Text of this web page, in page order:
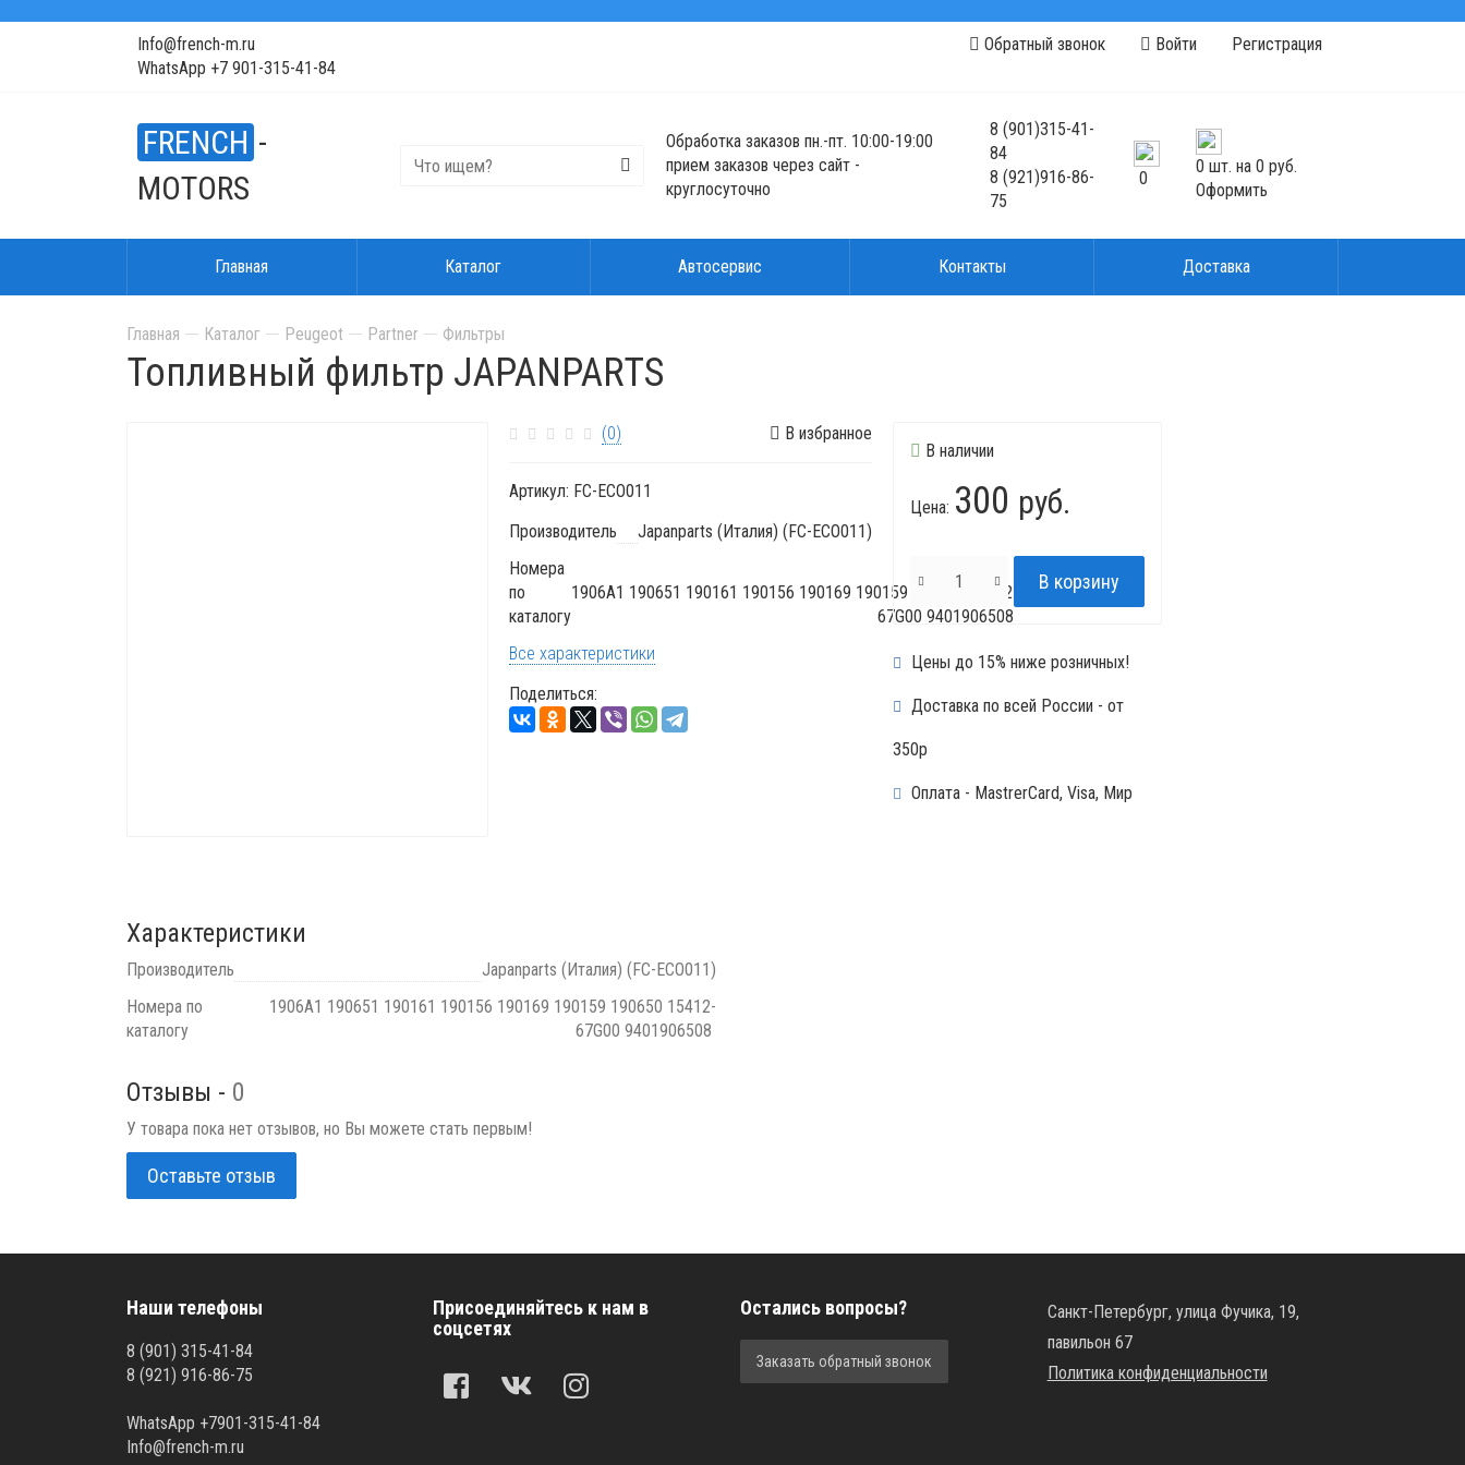
Info@french-m.ru
WhatsApp +7 901-315-41-84
Обратный звонок Войти Регистрация
FRENCH -
MOTORS
Обработка заказов пн.-пт. 10:00-19:00
прием заказов через сайт -
круглосуточно
8(901)315-41-
84
8(921)916-86-
75
0
0 шт. на 0 руб.
Оформить
Главная Каталог Автосервис Контакты Доставка
Главная Каталог Peugeot Partner Фильтры
Топливный фильтр JAPANPARTS
(0) В избранное
Артикул: FC-ECO011
Производитель
Japanparts (Италия) (FC-ECO011)
Номера
по
каталогу
1906A1 190651 190161 190156 190169 190159 190650 15412-
67G00 9401906508
Все характеристики
Поделиться:
В наличии
Цена: 300 руб.
Цены до 15% ниже розничных!
Доставка по всей России - от
350р
Оплата - MastrerCard, Visa, Мир
Характеристики
Производитель
Japanparts (Италия) (FC-ECO011)
Номера по
каталогу
1906A1 190651 190161 190156 190169 190159 190650 15412-
67G00 9401906508
Отзывы - 0
У товара пока нет отзывов, но Вы можете стать первым!
Оставьте отзыв
Наши телефоны
8 (901) 315-41-84
8 (921) 916-86-75
WhatsApp +7901-315-41-84
Info@french-m.ru
Присоединяйтесь к нам в
соцсетях
Остались вопросы?
Заказать обратный звонок
Санкт-Петербург, улица Фучика, 19,
павильон 67
Политика конфиденциальности